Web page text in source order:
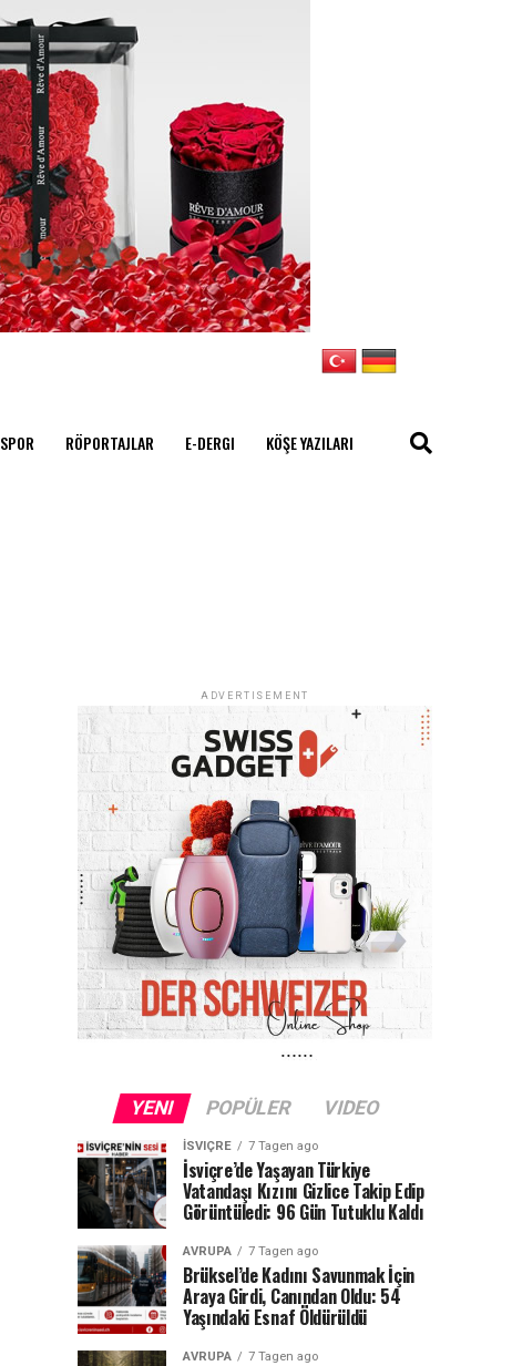
SPOR RÖPORTAJLAR E-DERGI KÖŞE YAZILARI
ADVERTISEMENT
YENI POPÜLER VIDEO
İSVIÇRE 7 Tagen ago
İsviçre’de Yaşayan Türkiye
Vatandaşı Kızını Gizlice Takip Edip
Görüntüledi: 96 Gün Tutuklu Kaldı
AVRUPA 7 Tagen ago
Brüksel’de Kadını Savunmak İçin
Araya Girdi, Canından Oldu: 54
Yaşındaki Esnaf Öldürüldü
AVRUPA 7 Tagen ago